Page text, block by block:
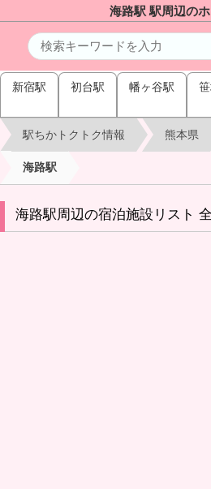
海路駅 駅周辺の
新宿駅 初台駅 幡ヶ谷駅
駅ちかトクトク情報 熊本県
海路駅
海路駅周辺の宿泊施設リスト